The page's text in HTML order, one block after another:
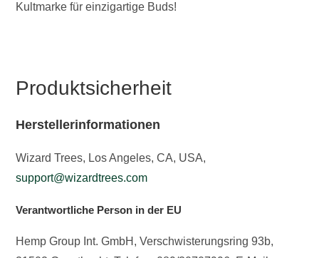
Kultmarke für einzigartige Buds!
Produktsicherheit
Herstellerinformationen
Wizard Trees, Los Angeles, CA, USA,
support@wizardtrees.com
Verantwortliche Person in der EU
Hemp Group Int. GmbH, Verschwisterungsring 93b,